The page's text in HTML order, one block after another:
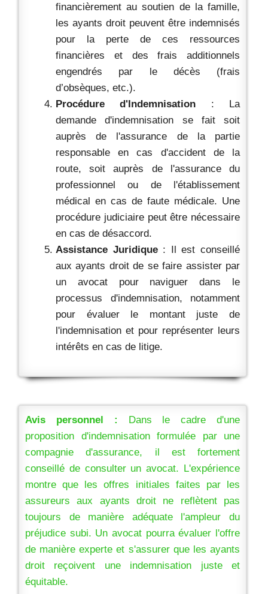
financièrement au soutien de la famille,
les ayants droit peuvent être indemnisés
pour la perte de ces ressources
financières et des frais additionnels
engendrés par le décès (frais
d’obsèques, etc.).
Procédure d'Indemnisation : La
demande d'indemnisation se fait soit
auprès de l'assurance de la partie
responsable en cas d'accident de la
route, soit auprès de l'assurance du
professionnel ou de l'établissement
médical en cas de faute médicale. Une
procédure judiciaire peut être nécessaire
en cas de désaccord.
Assistance Juridique: Il est conseillé
aux ayants droit de se faire assister par
un avocat pour naviguer dans le
processus d'indemnisation, notamment
pour évaluer le montant juste de
l'indemnisation et pour représenter leurs
intérêts en cas de litige.
Avis personnel : Dans le cadre d'une
proposition d'indemnisation formulée par une
compagnie d'assurance, il est fortement
conseillé de consulter un avocat. L'expérience
montre que les offres initiales faites par les
assureurs aux ayants droit ne reflètent pas
toujours de manière adéquate l'ampleur du
préjudice subi. Un avocat pourra évaluer l'offre
de manière experte et s'assurer que les ayants
droit reçoivent une indemnisation juste et
équitable.